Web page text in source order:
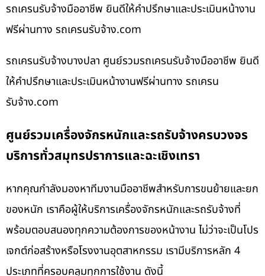
รถเครนรับจ้างมืออาชีพ ยินดีให้คำปรึกษาและประเมินหน้างาน
ฟรีผ่านทาง รถเครนรับจ้าง.com
รถเครนรับจ้างบางปลา ศูนย์รวมรถเครนรับจ้างมืออาชีพ ยินดี
ให้คำปรึกษาและประเมินหน้างานฟรีผ่านทาง รถเครน
รับจ้าง.com
ศูนย์รวมเครื่องจักรหนักและรถรับจ้างครบวงจร
บริการทั่วสมุทรปราการและฉะเชิงเทรา
หากคุณกำลังมองหาทีมงานมืออาชีพสำหรับการขนย้ายและยก
ของหนัก เราคือผู้ให้บริการเครื่องจักรหนักและรถรับจ้างที่
พร้อมตอบสนองทุกความต้องการของหน้างาน ไม่ว่าจะเป็นโปร
เจกต์ก่อสร้างหรือโรงงานอุตสาหกรรม เรามีบริการหลัก 4
ประเภทที่ครอบคลุมทุกการใช้งาน ดังนี้